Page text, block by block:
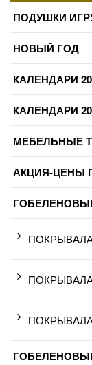
ПОДУШКИ
НОВЫЙ ГОД
КАЛЕНДАРИ
КАЛЕНДАРИ
МЕБЕЛЬНЫЕ
АКЦИЯ-ЦЕНЫ
ПОКРЫВАЛА
ПОКРЫВАЛА
ПОКРЫВАЛА